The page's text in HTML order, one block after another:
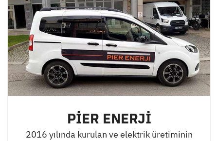
PİER ENERJİ
2016 yılında kurulan ve elektrik üretiminin